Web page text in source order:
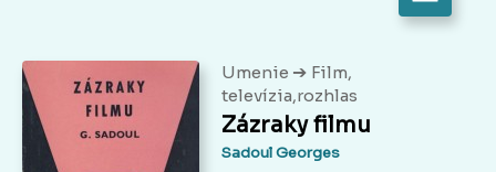
Umenie ➔ Film,
televízia,rozhlas
Zázraky filmu
Sadoul Georges